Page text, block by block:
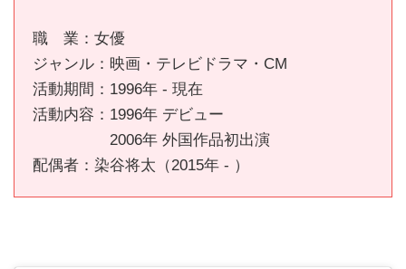
職 業：女優
ジャンル：映画・テレビドラマ・CM
活動期間：1996年 - 現在
活動内容：1996年 デビュー
2006年 外国作品初出演
配偶者：染谷将太（2015年 - ）